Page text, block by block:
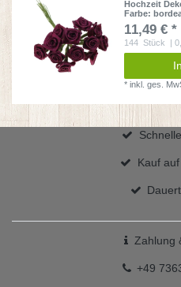
Hochzeit
Farbe:
11,49 € *
144 Stück |
*inkl. ges.
Kauf
Zahlung
+49